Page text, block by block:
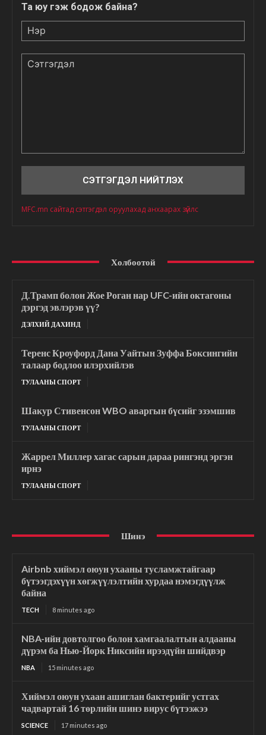
Та юу гэж бодож байна?
MFC.mn сайтад сэтгэгдэл оруулахад анхаарах зүйлс
Холбоотой
Д.Трамп болон Жое Роган нар UFC-ийн октагоны
дэргэд эвлэрэв үү?
ДЭЛХИЙ ДАХИНД
Теренс Кроуфорд Дана Уайтын Зуффа Боксингийн
талаар бодлоо илэрхийлэв
ТУЛААНЫ СПОРТ
Шакур Стивенсон WBO аваргын бүсийг эзэмшив
ТУЛААНЫ СПОРТ
Жаррел Миллер хагас сарын дараа рингэнд эргэн
ирнэ
ТУЛААНЫ СПОРТ
Шинэ
Airbnb хиймэл оюун ухааны тусламжтайгаар
бүтээгдэхүүн хөгжүүлэлтийн хурдаа нэмэгдүүлж
байна
TECH 8 minutes ago
NBA-ийн довтолгоо болон хамгаалалтын алдааны
дүрэм ба Нью-Йорк Никсийн ирээдүйн шийдвэр
NBA 15 minutes ago
Хиймэл оюун ухаан ашиглан бактерийг устгах
чадвартай 16 төрлийн шинэ вирус бүтээжээ
SCIENCE 17 minutes ago